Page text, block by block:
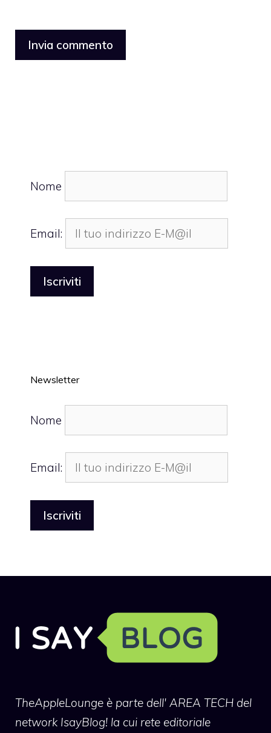
Nome
Email:
Newsletter
Nome
Email:
TheAppleLounge è parte dell' AREA TECH del
network IsayBlog! la cui rete editoriale